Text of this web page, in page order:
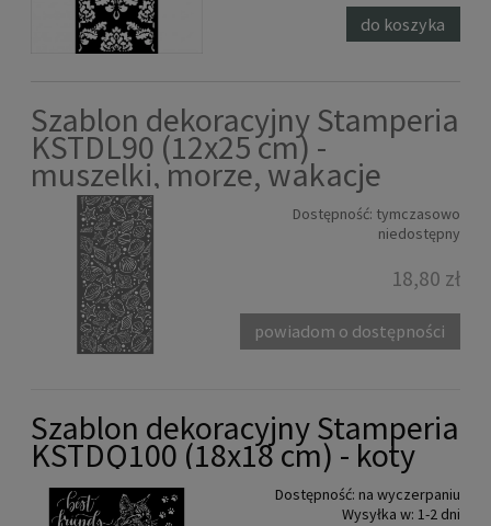
do koszyka
Szablon dekoracyjny Stamperia
KSTDL90 (12x25 cm) -
muszelki, morze, wakacje
Dostępność: tymczasowo
niedostępny
18,80 zł
powiadom o dostępności
Szablon dekoracyjny Stamperia
KSTDQ100 (18x18 cm) - koty
Dostępność: na wyczerpaniu
Wysyłka w: 1-2 dni